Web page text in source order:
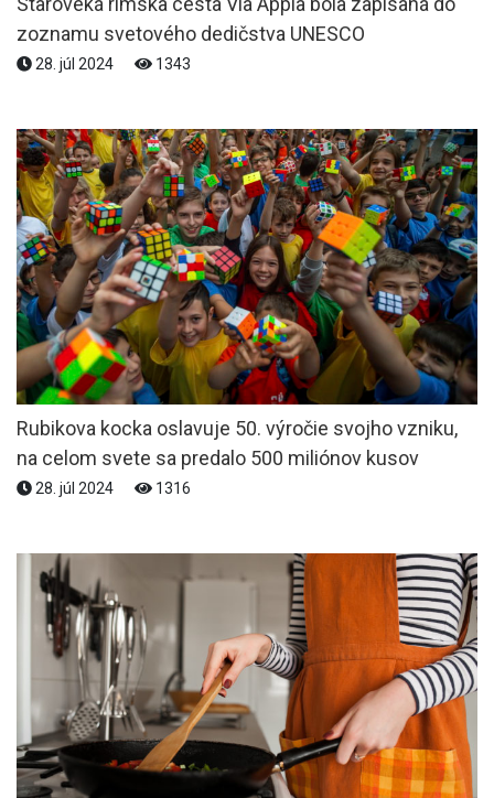
zoznamu svetového dedičstva UNESCO
28. júl 2024 1343
Rubikova kocka oslavuje 50. výročie svojho vzniku,
na celom svete sa predalo 500 miliónov kusov
28. júl 2024 1316